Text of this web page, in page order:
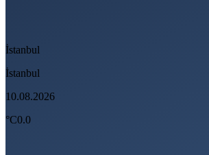
İstanbul
İstanbul
10.08.2026
°C0.0